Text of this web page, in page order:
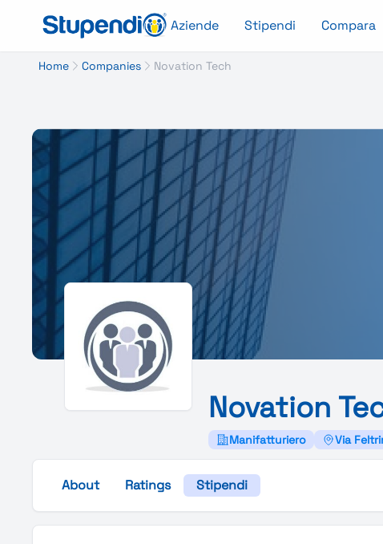
Aziende Stipendi Compara
Home Companies Novation Tech
Novation
Manifatturiero Via
About Ratings Stipendi